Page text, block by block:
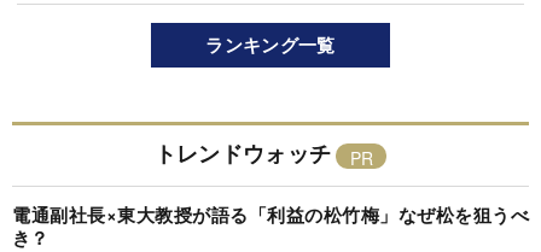
ランキング一覧
トレンドウォッチ
電通副社長×東大教授が語る「利益の松竹梅」なぜ松を狙うべ
き？